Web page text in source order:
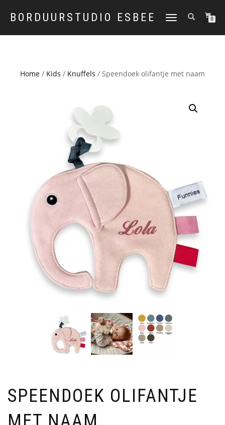
BORDUURSTUDIO ESBEE
TOGGLE
0
Home / Kids / Knuffels / Speendoek olifantje met naam
SPEENDOEK OLIFANTJE